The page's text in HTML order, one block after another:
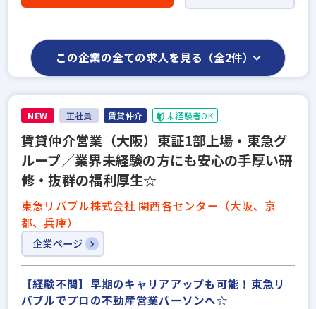
この企業の全ての求人を見る（全2件）
NEW 正社員 賃貸仲介 未経験者OK
賃貸仲介営業（大阪）東証1部上場・東急グ
ループ／業界未経験の方にも安心の手厚い研
修・抜群の福利厚生☆
東急リバブル株式会社 関西各センター（大阪、京
都、兵庫）
企業ページ
【経験不問】早期のキャリアアップも可能！東急リ
バブルでプロの不動産営業パーソンへ☆